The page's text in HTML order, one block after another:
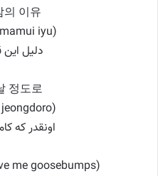
의 이유
(tteollineun mamui iyu)
دلیل
정도로
(da tiga nal jeongdoro)
اونقدر که
me goosebumps)